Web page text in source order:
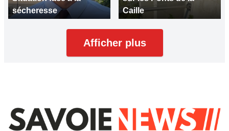
sécheresse
Caille
Afficher plus